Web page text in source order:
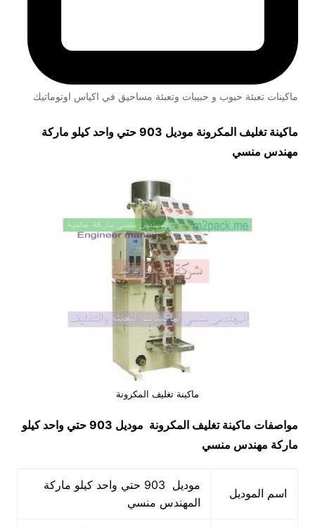
ماكينات تعبئة حبوب و حبيبات وتعبئة مساحيق في اكياس اوتوماتيك
ماكينة تغليف المكرونة موديل 903 حتي واحد كيلو ماركة
مهندس منسي
ماكينة تغليف المكرونة
مواصفات ماكينة تغليف المكرونة
موديل 903 حتي واحد كيلو
ماركة مهندس منسي
اسم الموديل
موديل 903 حتي واحد كيلو ماركة
المهندس منسي